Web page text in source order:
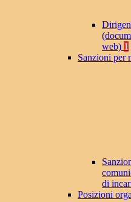
web) 1
Sanzioni per
di
Posizioni